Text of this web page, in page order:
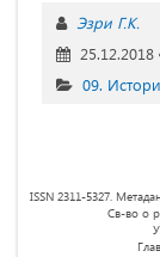
Эзри Г.К.
25.12.2018
09.
ISSN 2311-5327.
Св-во о